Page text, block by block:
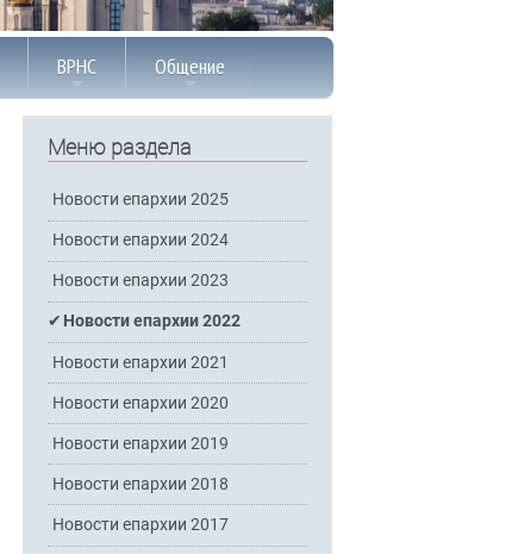
ВРНС Общение
Меню раздела
Новости епархии 2025
Новости епархии 2024
Новости епархии 2023
Новости епархии 2022
Новости епархии 2021
Новости епархии 2020
Новости епархии 2019
Новости епархии 2018
Новости епархии 2017